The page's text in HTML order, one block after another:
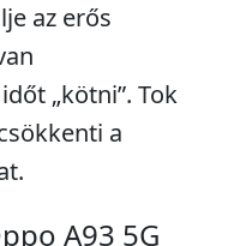
az erős
„kötni”. Tok
a
A93 5G